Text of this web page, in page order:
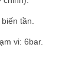
tần.
vi: 6bar.